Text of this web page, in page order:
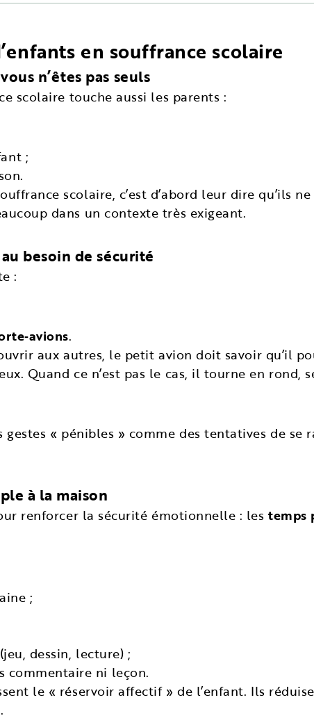
en souffrance scolaire
n’êtes pas seuls
scolaire touche aussi les parents :
;
scolaire, c’est d’abord leur dire qu’ils
dans un contexte très exigeant.
besoin de sécurité
:
.
aux autres, le petit avion doit savoir qu’il
Quand ce n’est pas le cas, il tourne en rond,
« pénibles » comme des tentatives de se
à la maison
renforcer la sécurité émotionnelle : lestemps
;
dessin, lecture) ;
commentaire ni leçon.
le « réservoir affectif » de l’enfant. Ils